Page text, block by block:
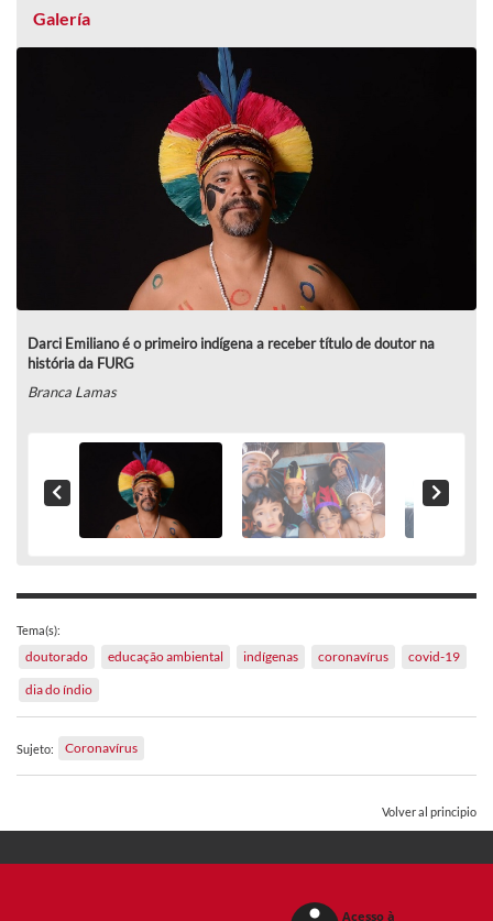
Galería
Darci Emiliano é o primeiro indígena a receber título de doutor na
história da FURG
Branca Lamas
Tema(s):
doutorado educação ambiental indígenas coronavírus
covid-19
dia do índio
Sujeto: Coronavírus
Volver al principio